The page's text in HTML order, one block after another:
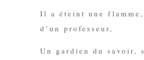
Il a éteint une
d’un professeur,
Un gardien du savoir,